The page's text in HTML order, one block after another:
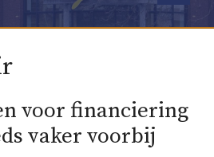
voor financiering
vaker voorbij